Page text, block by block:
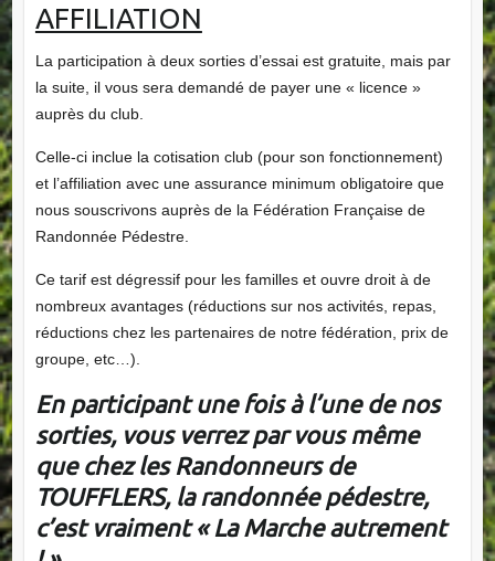
AFFILIATION
La participation à deux sorties d’essai est gratuite, mais par
la suite, il vous sera demandé de payer une « licence »
auprès du club.
Celle-ci inclue la cotisation club (pour son fonctionnement)
et l’affiliation avec une assurance minimum obligatoire que
nous souscrivons auprès de la Fédération Française de
Randonnée Pédestre.
Ce tarif est dégressif pour les familles et ouvre droit à de
nombreux avantages (réductions sur nos activités, repas,
réductions chez les partenaires de notre fédération, prix de
groupe, etc…).
En participant une fois à l’une de nos
sorties, vous verrez par vous même
que chez les Randonneurs de
TOUFFLERS, la randonnée pédestre,
c’est vraiment « La Marche autrement